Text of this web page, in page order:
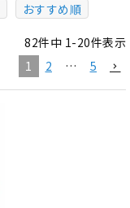
おすすめ順
82件中 1-20件表示
1
2 … 5